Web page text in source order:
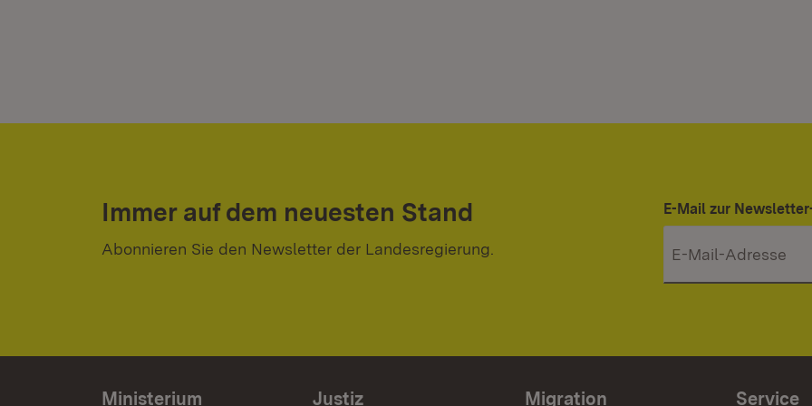
Immer auf dem neuesten Stand
Abonnieren Sie den Newsletter der Landesregierung.
E-Mail zur
Ministerium Justiz Migration Service